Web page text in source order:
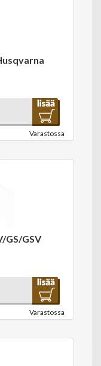
Varastossa
GS/GSV
Varastossa